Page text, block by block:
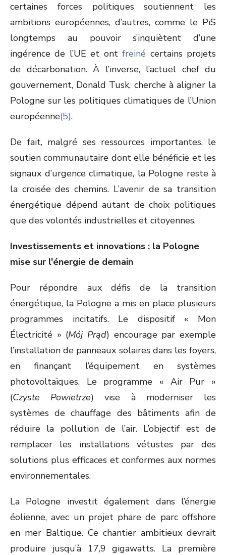
certaines forces politiques soutiennent les
ambitions européennes, d’autres, comme le PiS
longtemps au pouvoir s’inquiètent d’une
ingérence de l’UE et ontfreiné certains projets
de décarbonation. À l’inverse, l’actuel chef du
gouvernement, Donald Tusk, cherche à aligner la
Pologne sur les politiques climatiques de l’Union
européenne(5).
De fait, malgré ses ressources importantes, le
soutien communautaire dont elle bénéficie et les
signaux d’urgence climatique, la Pologne reste à
la croisée des chemins. L’avenir de sa transition
énergétique dépend autant de choix politiques
que des volontés industrielles et citoyennes.
Investissements et innovations : la Pologne
mise sur l'énergie de demain
Pour répondre aux défis de la transition
énergétique, la Pologne a mis en place plusieurs
programmes incitatifs. Le dispositif « Mon
Électricité » (Mój Prąd) encourage par exemple
l’installation de panneaux solaires dans les foyers,
en finançant l’équipement en systèmes
photovoltaïques. Le programme « Air Pur »
(Czyste Powietrze) vise à moderniser les
systèmes de chauffage des bâtiments afin de
réduire la pollution de l’air. L’objectif est de
remplacer les installations vétustes par des
solutions plus efficaces et conformes aux normes
environnementales.
La Pologne investit également dans l’énergie
éolienne, avec un projet phare de parc offshore
en mer Baltique. Ce chantier ambitieux devrait
produire jusqu’à 17,9 gigawatts. La première